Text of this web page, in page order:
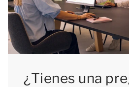
¿Tienes una